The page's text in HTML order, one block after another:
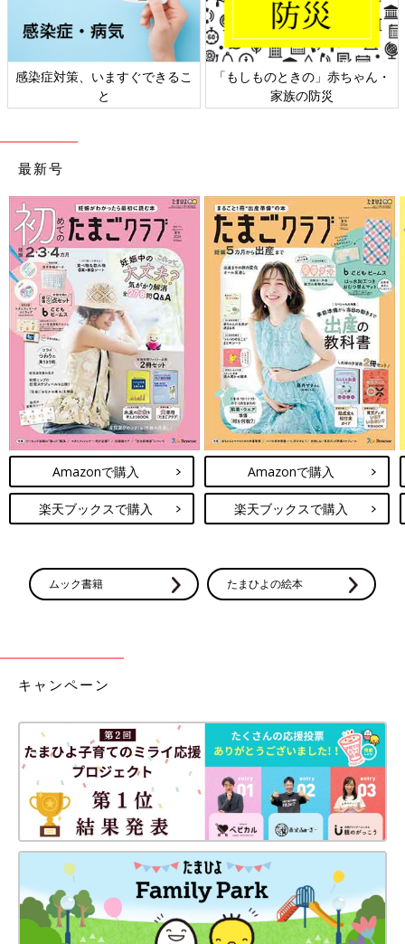
感染症対策、いますぐできるこ
と
「もしものときの」赤ちゃん・
家族の防災
最新号
Amazonで購入
楽天ブックスで購入
Amazonで購入
楽天ブックスで購入
ムック書籍 たまひよの絵本
キャンペーン